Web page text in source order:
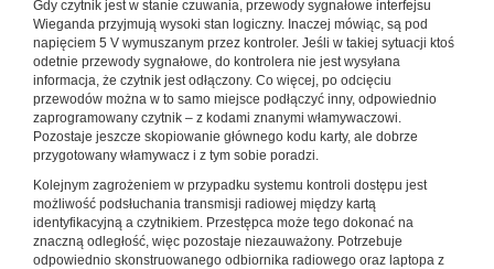
Gdy czytnik jest w stanie czuwania, przewody sygnałowe interfejsu
Wieganda przyjmują wysoki stan logiczny. Inaczej mówiąc, są pod
napięciem 5 V wymuszanym przez kontroler. Jeśli w takiej sytuacji ktoś
odetnie przewody sygnałowe, do kontrolera nie jest wysyłana
informacja, że czytnik jest odłączony. Co więcej, po odcięciu
przewodów można w to samo miejsce podłączyć inny, odpowiednio
zaprogramowany czytnik – z kodami znanymi włamywaczowi.
Pozostaje jeszcze skopiowanie głównego kodu karty, ale dobrze
przygotowany włamywacz i z tym sobie poradzi.
Kolejnym zagrożeniem w przypadku systemu kontroli dostępu jest
możliwość podsłuchania transmisji radiowej między kartą
identyfikacyjną a czytnikiem. Przestępca może tego dokonać na
znaczną odległość, więc pozostaje niezauważony. Potrzebuje
odpowiednio skonstruowanego odbiornika radiowego oraz laptopa z